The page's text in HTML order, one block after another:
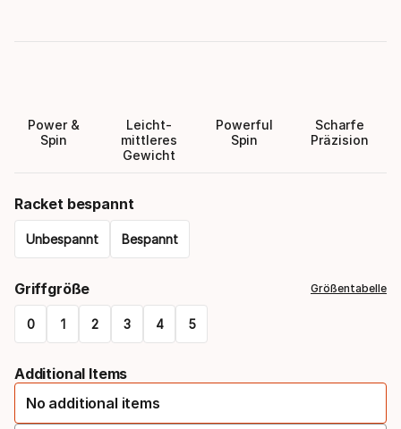
Power &
Spin
Leicht-
mittleres
Gewicht
Powerful
Spin
Scharfe
Präzision
Racket bespannt
Unbespannt Bespannt
select
option:
bespannt
Griffgröße Größentabelle
0 1 2 3 4 5
select
option:
Additional Items
No additional items